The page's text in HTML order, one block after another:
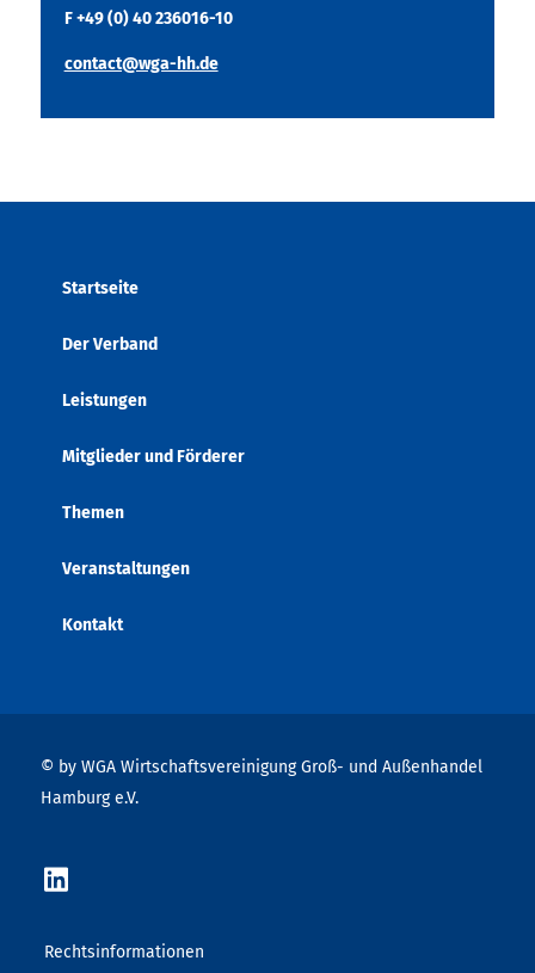
F +49 (0) 40 236016-10
contact@wga-hh.de
Startseite
Der Verband
Leistungen
Mitglieder und Förderer
Themen
Veranstaltungen
Kontakt
© by WGA Wirtschaftsvereinigung Groß- und Außenhandel
Hamburg e.V.
Rechtsinformationen